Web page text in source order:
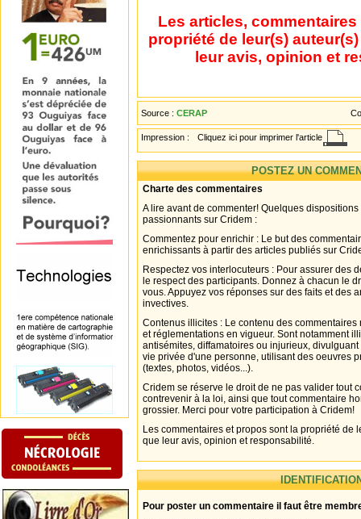
Les articles,
propriété de leur(s)
leur avis, opinion et
Source : CERAP
Impression : Cliquez ici pour imprimer l'article
POSTEZ UN
Charte des commentaires
A lire avant de commenter! Quelques
passionnants sur Cridem :
Commentez pour enrichir : Le but des
enrichissants à partir des articles publiés sur
Respectez vos interlocuteurs : Pour assurer des
le respect des participants. Donnez à chacun le
vous. Appuyez vos réponses sur des faits et des
invectives.
Contenus illicites : Le contenu des
et réglementations en vigueur. Sont notamment
antisémites, diffamatoires ou injurieux,
vie privée d'une personne, utilisant des oeuvres
(textes, photos, vidéos...).
Cridem se réserve le droit de ne pas valider tout
contrevenir à la loi, ainsi que tout commentaire
grossier. Merci pour votre participation à Cridem!
Les commentaires et propos sont la propriété de
que leur avis, opinion et responsabilité.
Pour poster un commentaire il faut être